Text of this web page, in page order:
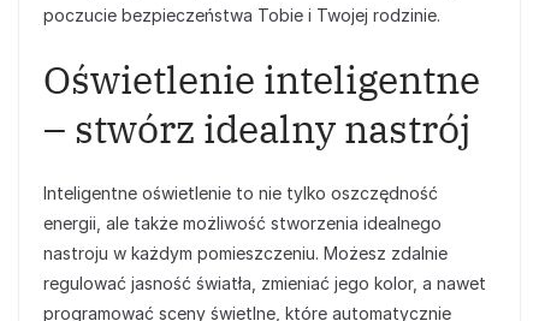
poczucie bezpieczeństwa Tobie i Twojej rodzinie.
Oświetlenie inteligentne
– stwórz idealny nastrój
Inteligentne oświetlenie to nie tylko oszczędność
energii, ale także możliwość stworzenia idealnego
nastroju w każdym pomieszczeniu. Możesz zdalnie
regulować jasność światła, zmieniać jego kolor, a nawet
programować sceny świetlne, które automatycznie